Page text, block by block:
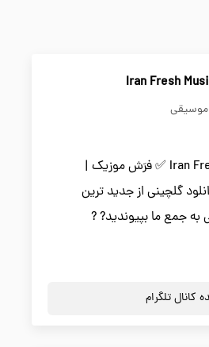
Iran Fresh
موسیقی
???♥️ Iran Fresh Music Channel ✅ فرَش موزیک |
گلچینی از جدید ترین
به جمع ما بپیوندید? ?
کانال تلگرام